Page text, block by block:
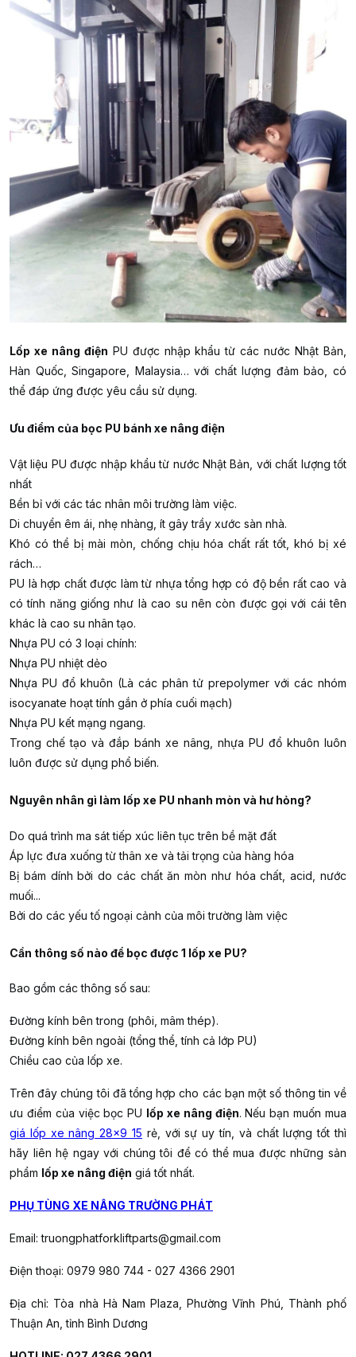
Lốp xe nâng điện PU được nhập khẩu từ các nước Nhật Bản,
Hàn Quốc, Singapore, Malaysia… với chất lượng đảm bảo, có
thể đáp ứng được yêu cầu sử dụng.
Ưu điểm của bọc PU bánh xe nâng điện
Vật liệu PU được nhập khẩu từ nước Nhật Bản, với chất lượng tốt
nhất
Bền bỉ với các tác nhân môi trường làm việc.
Di chuyển êm ái, nhẹ nhàng, ít gây trầy xước sàn nhà.
Khó có thể bị mài mòn, chống chịu hóa chất rất tốt, khó bị xé
rách…
PU là hợp chất được làm từ nhựa tổng hợp có độ bền rất cao và
có tính năng giống như là cao su nên còn được gọi với cái tên
khác là cao su nhân tạo.
Nhựa PU có 3 loại chính:
Nhựa PU nhiệt dẻo
Nhựa PU đổ khuôn (Là các phân tử prepolymer với các nhóm
isocyanate hoạt tính gắn ở phía cuối mạch)
Nhựa PU kết mạng ngang.
Trong chế tạo và đắp bánh xe nâng, nhựa PU đổ khuôn luôn
luôn được sử dụng phổ biến.
Nguyên nhân gì làm lốp xe PU nhanh mòn và hư hỏng?
Do quá trình ma sát tiếp xúc liên tục trên bề mặt đất
Áp lực đưa xuống từ thân xe và tải trọng của hàng hóa
Bị bám dính bởi do các chất ăn mòn như hóa chất, acid, nước
muối...
Bởi do các yếu tố ngoại cảnh của môi trường làm việc
Cần thông số nào để bọc được 1 lốp xe PU?
Bao gồm các thông số sau:
Đường kính bên trong (phôi, mâm thép).
Đường kính bên ngoài (tổng thể, tính cả lớp PU)
Chiều cao của lốp xe.
Trên đây chúng tôi đã tổng hợp cho các bạn một số thông tin về
ưu điểm của việc bọc PU lốp xe nâng điện. Nếu bạn muốn mua
giá lốp xe nâng 28x9 15 rẻ, với sự uy tín, và chất lượng tốt thì
hãy liên hệ ngay với chúng tôi để có thể mua được những sản
phẩm lốp xe nâng điện giá tốt nhất.
PHỤ TÙNG XE NÂNG TRƯỜNG PHÁT
Email:truongphatforkliftparts@gmail.com
Điện thoại: 0979 980 744 - 027 4366 2901
Địa chỉ: Tòa nhà Hà Nam Plaza, Phường Vĩnh Phú, Thành phố
Thuận An, tỉnh Bình Dương